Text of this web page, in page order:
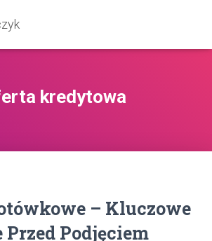
kredytowa
– Kluczowe
Podjęciem